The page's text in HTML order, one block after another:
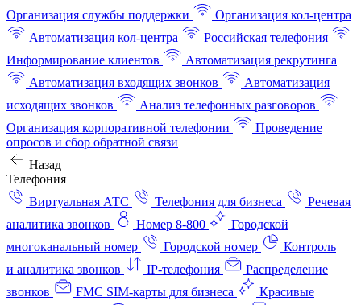
Организация службы поддержки
Организация кол-центра
Автоматизация кол-центра
Российская телефония
Информирование клиентов
Автоматизация рекрутинга
Автоматизация входящих звонков
Автоматизация
исходящих звонков
Анализ телефонных разговоров
Организация корпоративной телефонии
Проведение
опросов и сбор обратной связи
Назад
Телефония
Виртуальная АТС
Телефония для бизнеса
Речевая
аналитика звонков
Номер 8-800
Городской
многоканальный номер
Городской номер
Контроль
и аналитика звонков
IP-телефония
Распределение
звонков
FMC SIM-карты для бизнеса
Красивые